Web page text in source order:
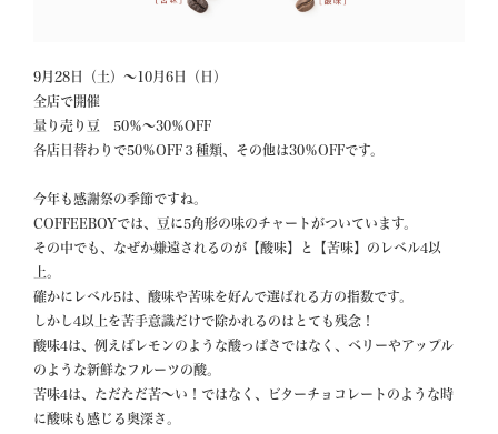
9月28日（土）〜10月6日（日）
全店で開催
量り売り豆　50％〜30％OFF
各店日替わりで50％OFF３種類、その他は30％OFFです。
今年も感謝祭の季節ですね。
COFFEEBOYでは、豆に5角形の味のチャートがついています。
その中でも、なぜか嫌遠されるのが【酸味】と【苦味】のレベル4以
上。
確かにレベル5は、酸味や苦味を好んで選ばれる方の指数です。
しかし4以上を苦手意識だけで除かれるのはとても残念！
酸味4は、例えばレモンのような酸っぱさではなく、ベリーやアップル
のような新鮮なフルーツの酸。
苦味4は、ただただ苦〜い！ではなく、ビターチョコレートのような時
に酸味も感じる奥深さ。